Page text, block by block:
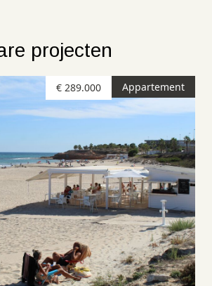
projecten
Appartement
€ 289.000